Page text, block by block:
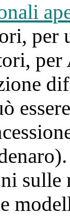
per
per
sulle